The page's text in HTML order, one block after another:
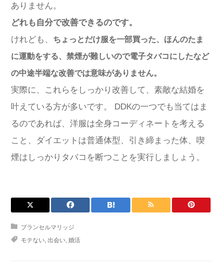
ありません。
どれも自分で改善できるのです。
けれども、
ちょっとだけ服を一部買った、ほんのたま
に運動をする、禁煙が難しいので電子タバコにしたなど
の中途半端な改善では意味がありません。
実際に、これらをしっかり改善して、素敵な結婚を
叶えている方が多いです。 DDKの一つでも当てはま
るのであれば、洋服は全身コーディネートを考える
こと、ダイエットは普通体型、引き締まった体、喫
煙はしっかりタバコを断つことを実行しましょう。
ブランセルマリッジ
モテない 出会い 婚活